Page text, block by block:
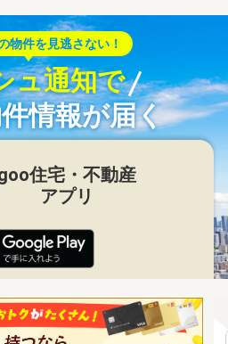
物件を見逃さない！
ュ通知で
情報が届く
住宅・不動産
アプリ